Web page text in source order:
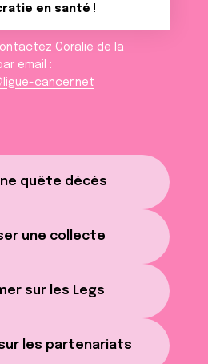
quête décès
une collecte
sur les Legs
les partenariats
en santé !
Coralie de la
email :
cancer.net